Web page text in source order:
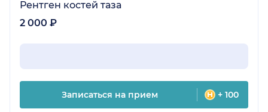
Рентген костей таза
2 000 ₽
Записаться на прием + 100